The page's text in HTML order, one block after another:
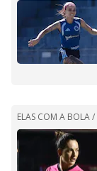
ELAS COM A BOLA /